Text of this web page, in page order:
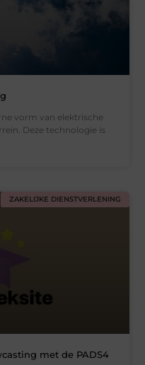
vorm van elektrische
Deze technologie is
ZAKELIJKE DIENSTVERLENING
met de PADS4